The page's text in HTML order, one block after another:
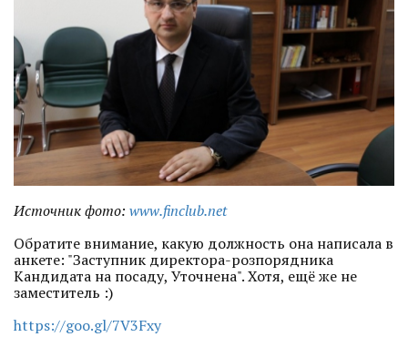
Источник фото: www.finclub.net
Обратите внимание, какую должность она написала в
анкете: "Заступник директора-розпорядника
Кандидата на посаду, Уточнена". Хотя, ещё же не
заместитель :)
https://goo.gl/7V3Fxy